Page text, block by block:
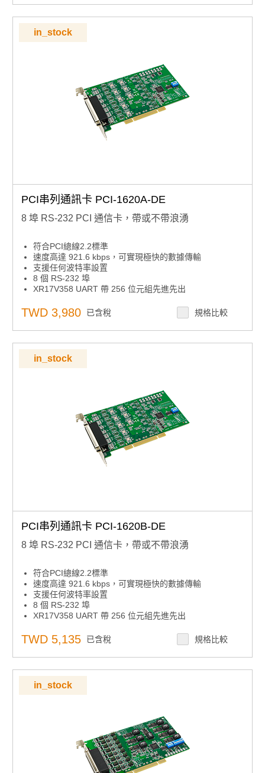
in_stock
PCI串列通訊卡 PCI-1620A-DE
8 埠 RS-232 PCI 通信卡，帶或不帶浪湧
符合PCI總線2.2標準
速度高達 921.6 kbps，可實現極快的數據傳輸
支援任何波特率設置
8 個 RS-232 埠
XR17V358 UART 帶 256 位元組先進先出
TWD 3,980 已含稅 規格比較
in_stock
PCI串列通訊卡 PCI-1620B-DE
8 埠 RS-232 PCI 通信卡，帶或不帶浪湧
符合PCI總線2.2標準
速度高達 921.6 kbps，可實現極快的數據傳輸
支援任何波特率設置
8 個 RS-232 埠
XR17V358 UART 帶 256 位元組先進先出
TWD 5,135 已含稅 規格比較
in_stock